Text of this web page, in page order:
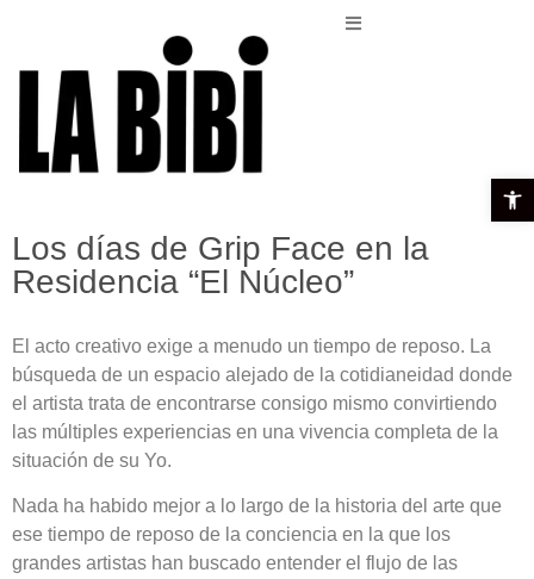
Los días de Grip Face en la
Residencia “El Núcleo”
El acto creativo exige a menudo un tiempo de reposo. La
búsqueda de un espacio alejado de la cotidianeidad donde
el artista trata de encontrarse consigo mismo convirtiendo
las múltiples experiencias en una vivencia completa de la
situación de su Yo.
Nada ha habido mejor a lo largo de la historia del arte que
ese tiempo de reposo de la conciencia en la que los
grandes artistas han buscado entender el flujo de las